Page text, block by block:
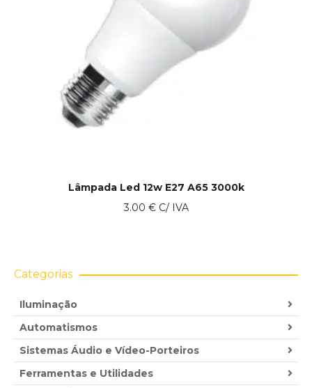
Lâmpada Led 12w E27 A65 3000k
3.00 €C/ IVA
Categorias
Iluminação
Automatismos
Sistemas Áudio e Vídeo-Porteiros
Ferramentas e Utilidades